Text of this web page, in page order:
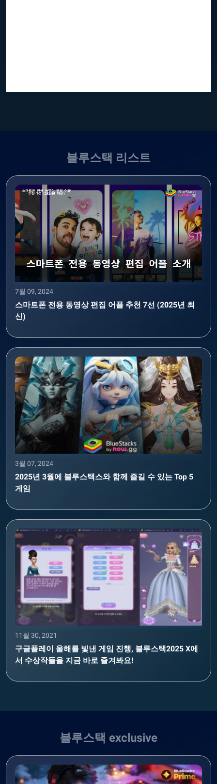
블루스택 리스트
7월 09, 2024
스마트폰 전용 동영상 편집 어플 추천 7선 (2025년 최
신)
3월 07, 2024
2025년 3월에 블루스택스와 함께 즐길 수 있는 Top 5
게임
11월 30, 2021
구글플레이 올해를 빛낸 게임 진행, 블루스택2025 X에
서 수상작들을 지금 바로 즐겨봐요!
블루스택 exclusive